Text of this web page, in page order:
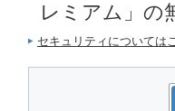
レミアム」の
セキュリティについては